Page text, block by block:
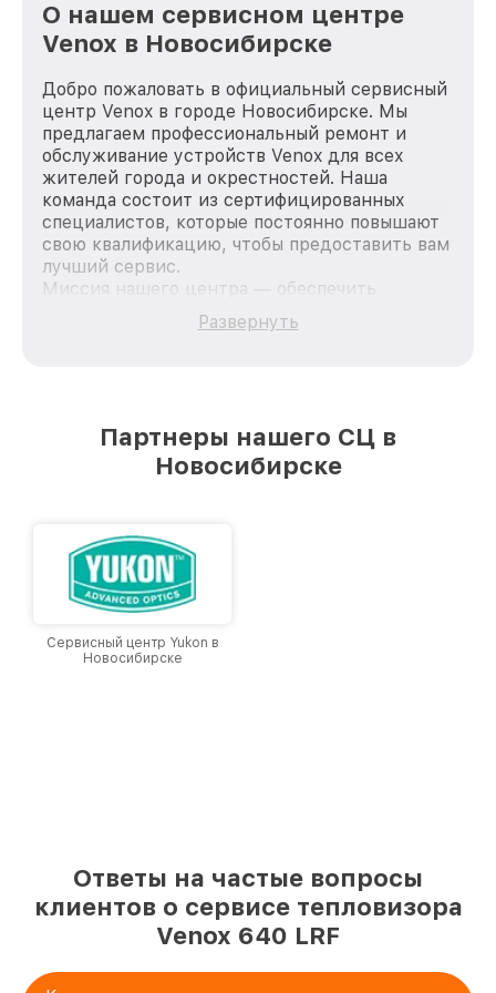
О нашем сервисном центре
Venox в Новосибирске
Добро пожаловать в официальный сервисный
центр Venox в городе Новосибирске. Мы
предлагаем профессиональный ремонт и
обслуживание устройств Venox для всех
жителей города и окрестностей. Наша
команда состоит из сертифицированных
специалистов, которые постоянно повышают
свою квалификацию, чтобы предоставить вам
лучший сервис.
Миссия нашего центра — обеспечить
качественный и доступный ремонт для
каждого пользователя продукции Venox, вне
лучшим сервисным центром Venox в городе
Новосибирске, постоянно повышая уровень
Развернуть
Партнеры нашего СЦ в
Новосибирске
Сервисный центр Yukon в
Новосибирске
Ответы на частые вопросы
клиентов о сервисе тепловизора
Venox 640 LRF